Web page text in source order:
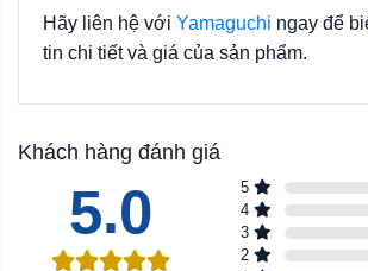
Hãy liên hệ với Yamaguchi ngay để
tin chi tiết và giá của sản phẩm.
Khách hàng đánh giá
5.0 5
4
3
2